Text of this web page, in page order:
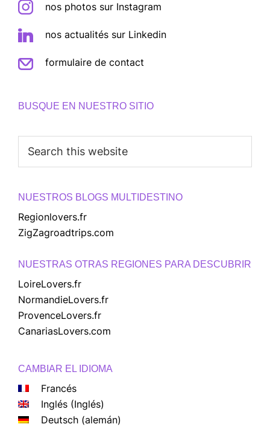
nos photos sur Instagram
nos actualités sur Linkedin
formulaire de contact
BUSQUE EN NUESTRO SITIO
this
NUESTROS BLOGS MULTIDESTINO
Regionlovers.fr
ZigZagroadtrips.com
NUESTRAS OTRAS REGIONES PARA DESCUBRIR
LoireLovers.fr
NormandieLovers.fr
ProvenceLovers.fr
CanariasLovers.com
CAMBIAR EL IDIOMA
Francés
Inglés (Inglés)
Deutsch (alemán)